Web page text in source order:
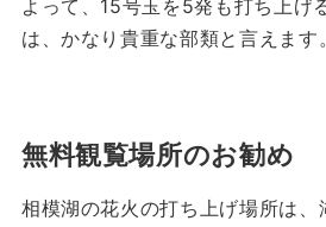
よって、15号玉を5発も打ち上げ
は、かなり貴重な部類と言えます。
無料観覧場所のお勧め
相模湖の花火の打ち上げ場所は